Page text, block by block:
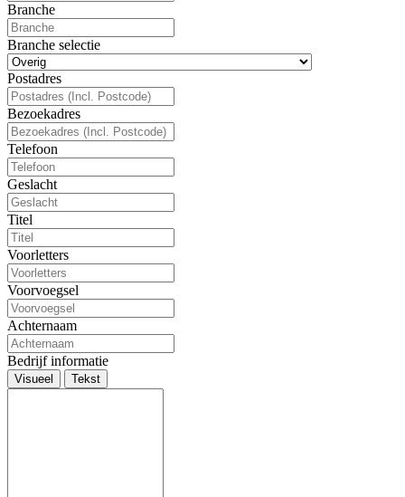
Branche
Branche selectie
Postadres
Bezoekadres
Telefoon
Geslacht
Titel
Voorletters
Voorvoegsel
Achternaam
Bedrijf informatie
Visueel Tekst